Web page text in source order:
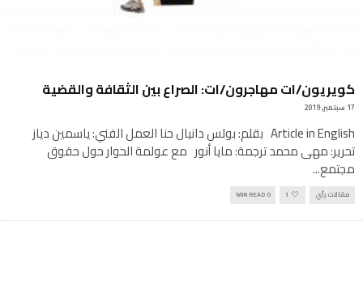
كويريون/ات مهاجرون/ات: الصراع بين الثقافة والقضية
17 سبتمبر, 2019
Article in English بقلم: بولس دانيال حنا العمل الفني: ياسمين دياز
تحرير: مهى محمد ترجمة: مايا أنور مع عولمة الحوار حول حقوق
مجتمع...
مقالات رأي 1
0 MIN READ